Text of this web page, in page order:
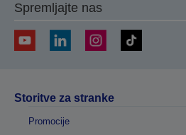
Spremljajte nas
Storitve za stranke
Promocije